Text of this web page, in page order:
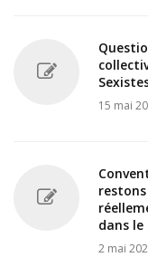
15 mai
dans
2 mai